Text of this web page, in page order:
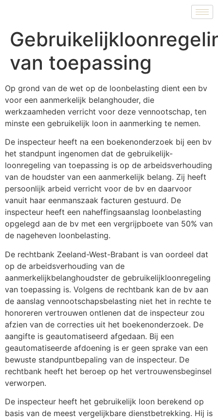
van toepassing
Op grond van de wet op de loonbelasting dient een bv
voor een aanmerkelijk belanghouder, die
werkzaamheden verricht voor deze vennootschap, ten
minste een gebruikelijk loon in aanmerking te nemen.
De inspecteur heeft na een boekenonderzoek bij een bv
het standpunt ingenomen dat de gebruikelijk-
loonregeling van toepassing is op de arbeidsverhouding
van de houdster van een aanmerkelijk belang. Zij heeft
persoonlijk arbeid verricht voor de bv en daarvoor
vanuit haar eenmanszaak facturen gestuurd. De
inspecteur heeft een naheffingsaanslag loonbelasting
opgelegd aan de bv met een vergrijpboete van 50% van
de nageheven loonbelasting.
De rechtbank Zeeland-West-Brabant is van oordeel dat
op de arbeidsverhouding van de
aanmerkelijkbelanghoudster de gebruikelijkloonregeling
van toepassing is. Volgens de rechtbank kan de bv aan
de aanslag vennootschapsbelasting niet het in rechte te
honoreren vertrouwen ontlenen dat de inspecteur zou
afzien van de correcties uit het boekenonderzoek. De
aangifte is geautomatiseerd afgedaan. Bij een
geautomatiseerde afdoening is er geen sprake van een
bewuste standpuntbepaling van de inspecteur. De
rechtbank heeft het beroep op het vertrouwensbeginsel
verworpen.
De inspecteur heeft het gebruikelijk loon berekend op
basis van de meest vergelijkbare dienstbetrekking. Hij is